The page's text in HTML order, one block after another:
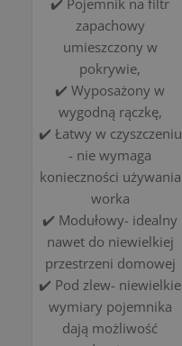
zapachowy
umieszczony w
pokrywie,
✔️ Wyposażony w
wygodną rączkę,
✔️ Łatwy w czyszczeniu
- nie wymaga
konieczności używania
worka
✔️ Modułowy- idealny
nawet do niewielkiej
przestrzeni domowej
✔️ Pod zlew- niewielkie
wymiary pojemnika
dają możliwość